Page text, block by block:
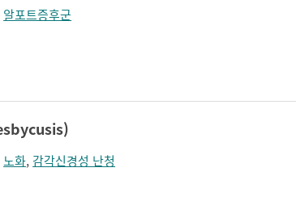
알포트증후군
노화, 감각신경성 난청